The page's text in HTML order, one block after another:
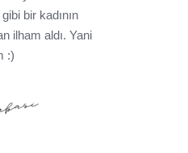
bir kadının
ilham aldı. Yani
:)